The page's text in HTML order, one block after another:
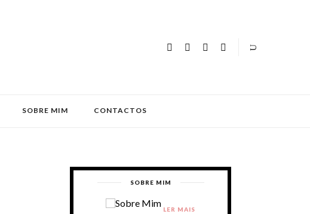
SOBRE MIM CONTACTOS
SOBRE MIM
LER MAIS